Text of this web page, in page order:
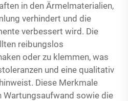
in den Ärmelmaterialien,
verhindert und die
verbessert wird. Die
reibungslos
oder zu klemmen, was
und eine qualitativ
Diese Merkmale
Wartungsaufwand sowie die